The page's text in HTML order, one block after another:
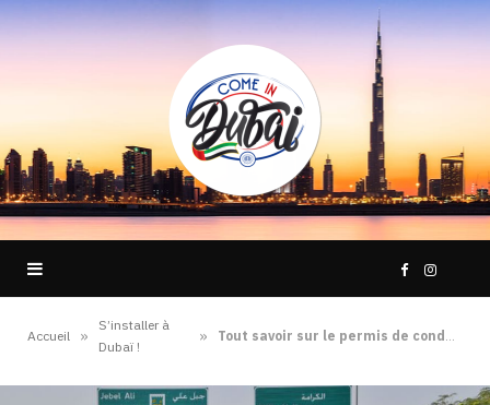
F
c
I
s
Accueil »
S’installer à
Dubaï !
» Tout savoir sur le permis de conduire à Dubaï